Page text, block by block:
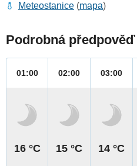
Meteostanice (mapa)
Podrobná
01:00
16 °C
02:00
15 °C
03:00
14 °C